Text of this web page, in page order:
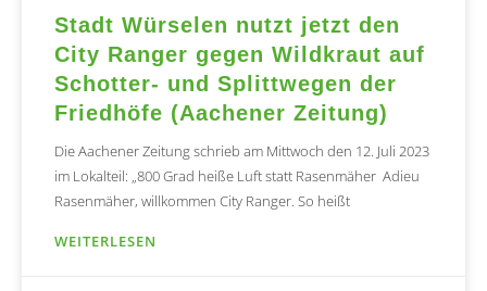
Stadt Würselen nutzt jetzt den
City Ranger gegen Wildkraut auf
Schotter- und Splittwegen der
Friedhöfe (Aachener Zeitung)
Die Aachener Zeitung schrieb am Mittwoch den 12. Juli 2023
im Lokalteil: „800 Grad heiße Luft statt Rasenmäher Adieu
Rasenmäher, willkommen City Ranger. So heißt
WEITERLESEN